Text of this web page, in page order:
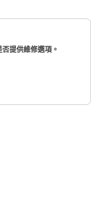
提供維修選項。